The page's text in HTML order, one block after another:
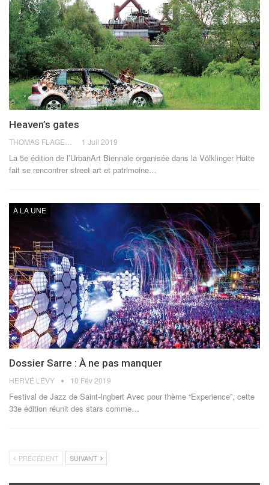
Heaven’s gates
1 Juil 2019
La 5e édition de l’UrbanArt Biennale organisée dans la Völklinger Hütte
fait se rencontrer street art et patrimoine…
À LA UNE
Dossier Sarre : À ne pas manquer
HERVÉ LÉVY 10 Fév 2019
Festival de Jazz de Saint-Ingbert Avec pour thème “Experience”, cette
33e édition réunit des stars comme…
PRÉCÉDENT SUIVANT